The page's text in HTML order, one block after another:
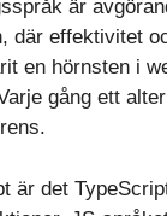
är
där effektivitet
en hörnsten i
gång ett
är det